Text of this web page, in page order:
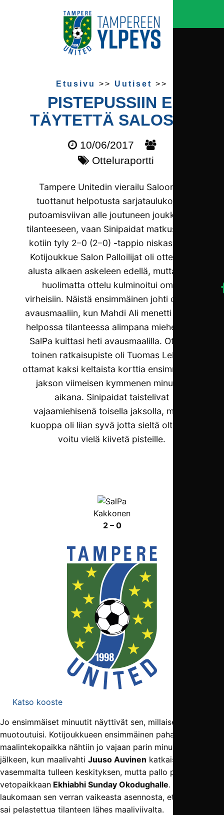
Etusivu >> Uutiset >>
PISTEPUSSIIN EI
TÄYTETTÄ SALOSTA
10/06/2017
Otteluraportti
Tampere Unitedin vierailu Saloon ei
tuottanut helpotusta sarjataulukossa
putoamisviivan alle joutuneen joukkueen
tilanteeseen, vaan Sinipaidat matkustavat
kotiin tyly 2–0 (2–0) -tappio niskassaan.
Kotijoukkue Salon Palloilijat oli ottelussa
alusta alkaen askeleen edellä, mutta siitä
huolimatta ottelu kulminoitui omiin
virheisiin. Näistä ensimmäinen johti ottelun
avausmaaliin, kun Mahdi Ali menetti pallon
helpossa tilanteessa alimpana miehenä, ja
SalPa kuittasi heti avausmaalilla. Ottelun
toinen ratkaisupiste oli Tuomas Lehden
ottamat kaksi keltaista korttia ensimmäisen
jakson viimeisen kymmenen minuutin
aikana. Sinipaidat taistelivat
vajaamiehisenä toisella jaksolla, mutta
kuoppa oli liian syvä jotta sieltä oltaisiin
voitu vielä kiivetä pisteille.
Kakkonen
2 – 0
Katso kooste
Jo ensimmäiset minuutit näyttivät sen, millaiseksi ottelu
muotoutuisi. Kotijoukkueen ensimmäinen paha
maalintekopaikka nähtiin jo vajaan parin minuutin pelin
jälkeen, kun maalivahti Juuso Auvinen katkaisi
vasemmalta tulleen keskityksen, mutta pallo putosi
vetopaikkaan Ekhiabhi Sunday Okodughalle. Tämä joutui
laukomaan sen verran vaikeasta asennosta, että
sai pelastettua tilanteen lähes maaliviivalta.